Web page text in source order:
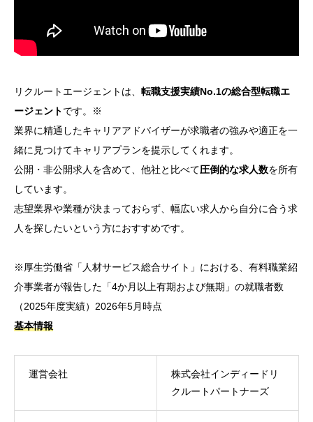
リクルートエージェントは、 転職支援実績No.1の総合型転職エ
ージェントです。※
業界に精通したキャリアアドバイザーが求職者の強みや適正を一
緒に見つけてキャリアプランを提示してくれます。
公開・非公開求人を含めて、他社と比べて圧倒的な求人数を所有
しています。
志望業界や業種が決まっておらず、幅広い求人から自分に合う求
人を探したいという方におすすめです。
※厚生労働省「人材サービス総合サイト」における、有料職業紹
介事業者が報告した「4か月以上有期および無期」の就職者数
（2025年度実績）2026年5月時点
基本情報
運営会社
株式会社インディードリ
クルートパートナーズ